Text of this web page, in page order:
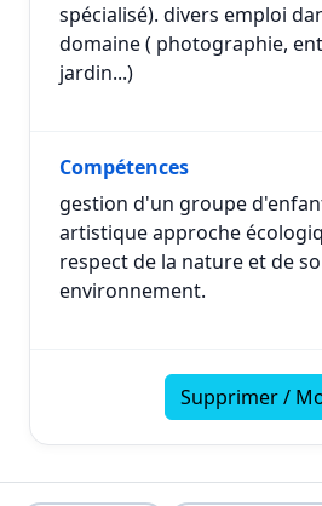
spécialisé). divers emploi
domaine ( photographie,
jardin...)
Compétences
gestion d'un groupe
artistique approche
respect de la nature et de
environnement.
Supprimer /